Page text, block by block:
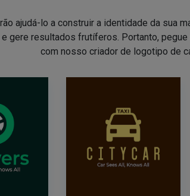
ajudá-lo a construir a identidade da sua
gere resultados frutíferos. Portanto,
com nosso criador de logotipo de